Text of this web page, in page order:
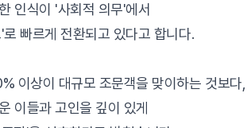
인식이 '사회적 의무'에서
빠르게 전환되고 있다고 합니다.
이상이 대규모 조문객을 맞이하는 것보다,
이들과 고인을 깊이 있게